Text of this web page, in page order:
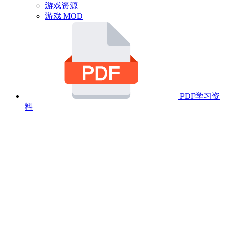
游戏资源
游戏 MOD
PDF学习资
料